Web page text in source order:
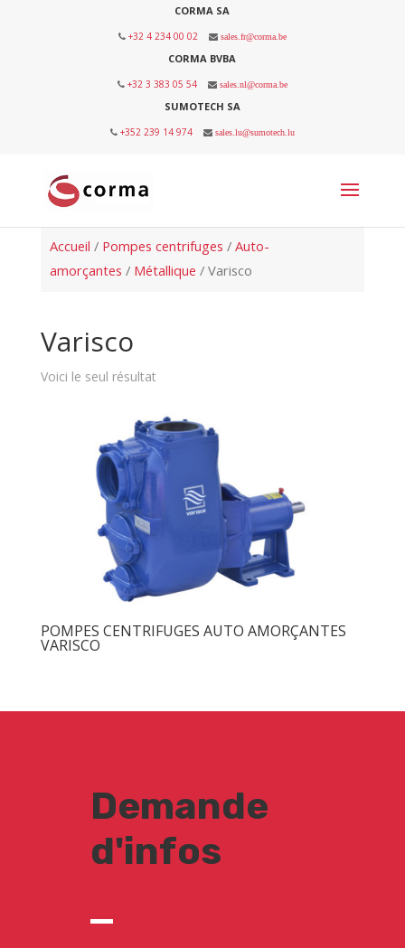
CORMA SA
+32 4 234 00 02 sales.fr@corma.be
CORMA BVBA
+32 3 383 05 54 sales.nl@corma.be
SUMOTECH SA
+352 239 14 974 sales.lu@sumotech.lu
Accueil / Pompes centrifuges / Auto-
amorçantes / Métallique / Varisco
Varisco
Voici le seul résultat
POMPES CENTRIFUGES AUTO AMORÇANTES
VARISCO
Demande
d'infos